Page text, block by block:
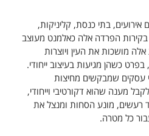
אירועים, בתי כנסת, קליניקות,
בקירות הפרדה אלה כאלמנט מעוצב
מושכות את העין ויוצרות
כשהן מגיעות בעיצוב ייחודי.
עסקים שמבקשים מחיצות
מענה שהוא דקורטיבי וייחודי,
רעשים, מונע הסחות ומנצל את
כל מטרה.